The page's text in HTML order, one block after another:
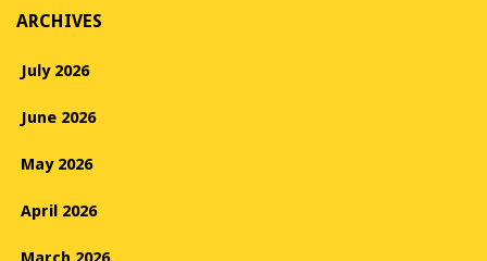
ARCHIVES
July 2026
June 2026
May 2026
April 2026